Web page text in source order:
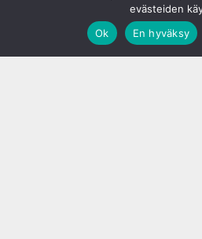
evästeiden
Ok
En hyväksy